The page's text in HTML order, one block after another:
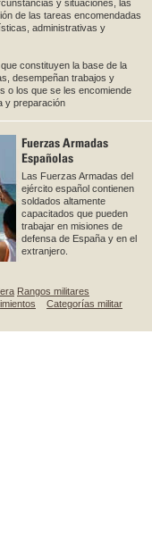
y situaciones, las
de las tareas encomendadas
administrativas y
, que constituyen la base de la
desempeñan trabajos y
o los que se les encomiende
y preparación
Fuerzas Armadas
Españolas
Las Fuerzas Armadas del
ejército español contienen
soldados altamente
capacitados que pueden
trabajar en misiones de
defensa de España y en el
extranjero.
Rangos militares
Categorías militar